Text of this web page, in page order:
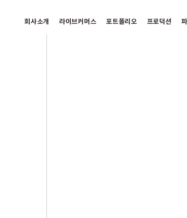
회사소개 라이브커머스 포트폴리오 프로덕션